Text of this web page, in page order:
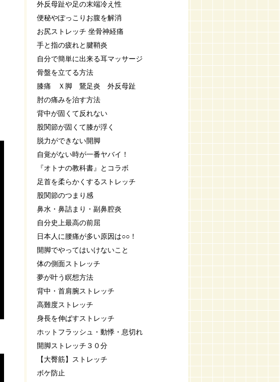
外反母趾や足の末端冷え性
便秘やぽっこりお腹を解消
お尻ストレッチ 坐骨神経痛
手と指の疲れと腱鞘炎
自分で簡単に出来る耳マッサージ
骨盤を立てる方法
膝痛 Ｘ脚 鵞足炎 外反母趾
肘の痛みを治す方法
背中が固くて反れない
股関節が固くて膝が浮く
脱力ができない開脚
自覚がない時が一番ヤバイ！
『オトナの教科書』とコラボ
足首を柔らかくするストレッチ
股関節のつまり感
鼻水・鼻詰まり・副鼻腔炎
自分史上最高の前屈
日本人に腰痛が多い原因は○○！
開脚でやってはいけないこと
体の側面ストレッチ
夢が叶う瞑想方法
背中・首肩腕ストレッチ
高難度ストレッチ
身長を伸ばすストレッチ
ホットフラッシュ・動悸・息切れ
開脚ストレッチ３０分
【大臀筋】ストレッチ
ボケ防止